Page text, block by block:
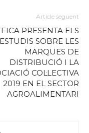
Article següent
PRESENTA ELS
ESTUDIS SOBRE LES
MARQUES DE
DISTRIBUCIÓ I LA
COL·LECTIVA
2019 EN EL SECTOR
AGROALIMENTARI